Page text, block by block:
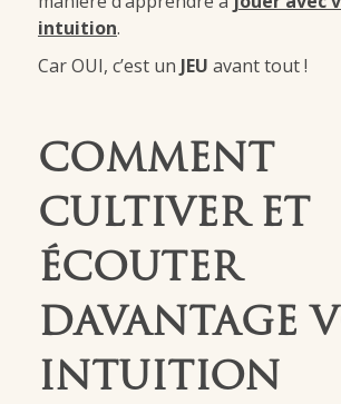
intuition.
Car OUI, c’est un JEU avant tout !
COMMENT
CULTIVER ET
ÉCOUTER
DAVANTAGE
INTUITION